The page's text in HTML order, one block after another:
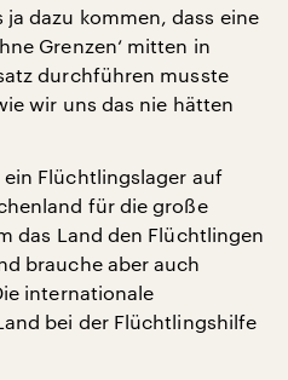
ja dazu kommen, dass eine
Grenzen‘ mitten in
durchführen musste
wir uns das nie hätten
Flüchtlingslager auf
für die große
das Land den Flüchtlingen
brauche aber auch
internationale
bei der Flüchtlingshilfe